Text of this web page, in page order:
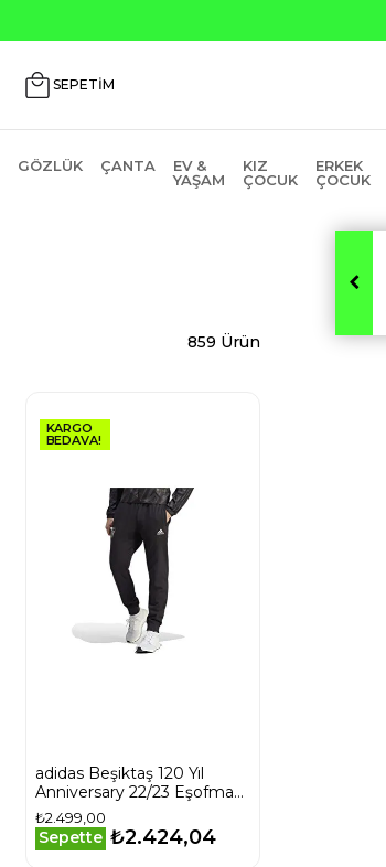
SEPETİM
GÖZLÜK ÇANTA
EV &
YAŞAM
KIZ
ÇOCUK
ERKEK
ÇOCUK
859 Ürün
KARGO
BEDAVA!
adidas Beşiktaş 120 Yıl
Anniversary 22/23 Eşofman
Altı Erkek Futbol Eşofman
Altı HT9832 Siyah
₺2.499,00
Sepette ₺2.424,04